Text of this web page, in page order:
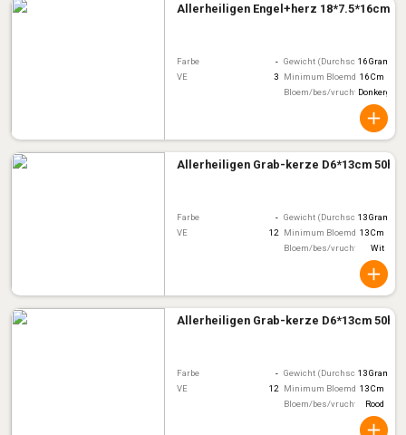
Allerheiligen Engel+herz 18*7.5*16cm
Farbe - Gewicht (Durchschnitt)
16 Gram
VE
3 Minimum Bloemdiameter
16 Cm
Bloem/bes/vruchtkleurDonkergrijs
Allerheiligen Grab-kerze D6*13cm 50h
Farbe - Gewicht (Durchschnitt)
13 Gram
VE
12 Minimum Bloemdiameter
13 Cm
Bloem/bes/vruchtkleurWit
Allerheiligen Grab-kerze D6*13cm 50h
Farbe - Gewicht (Durchschnitt)
13 Gram
VE
12 Minimum Bloemdiameter
13 Cm
Bloem/bes/vruchtkleur
Rood